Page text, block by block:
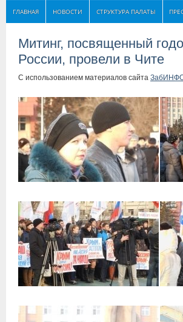
ГЛАВНАЯ НОВОСТИ СТРУКТУРА ПАЛАТЫ
Митинг, посвященный
России, провели в Чите
С использованием материалов сайта